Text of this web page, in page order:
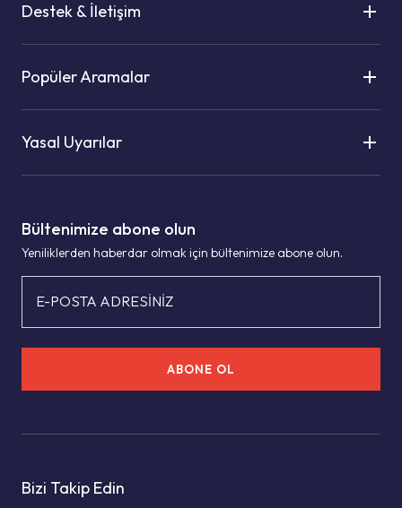
Bültenimize abone olun
Yeniliklerden haberdar olmak için bültenimize abone olun.
E-POSTA ADRESİNİZ
ABONE OL
Bizi Takip Edin
Destek & İletişim
Popüler Aramalar
Yasal Uyarılar